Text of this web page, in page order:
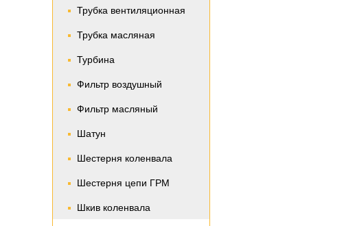
Трубка вентиляционная
Трубка масляная
Турбина
Фильтр воздушный
Фильтр масляный
Шатун
Шестерня коленвала
Шестерня цепи ГРМ
Шкив коленвала